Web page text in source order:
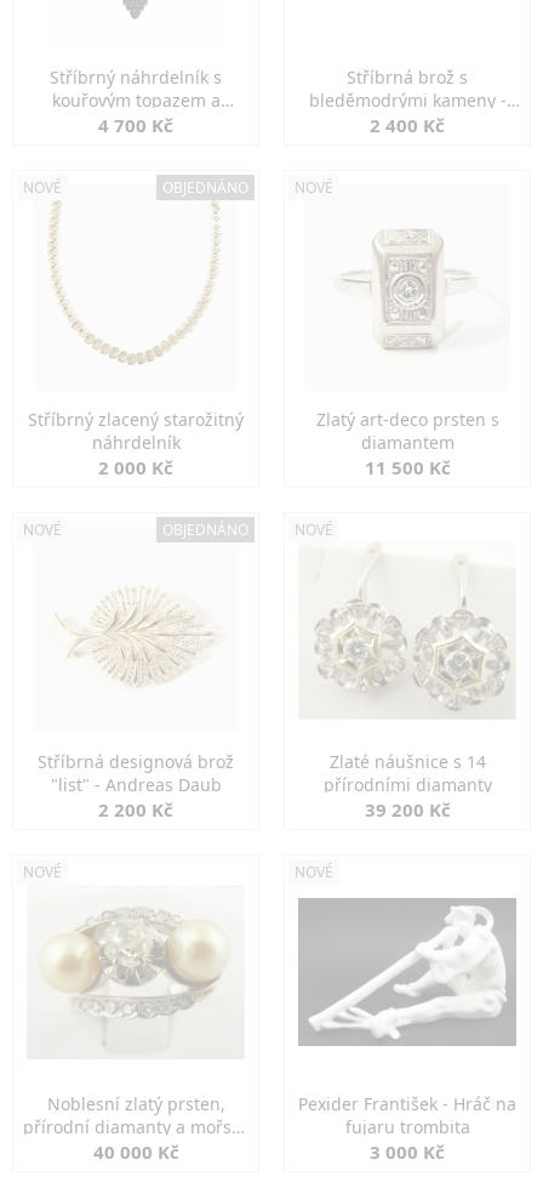
Stříbrný náhrdelník s
kouřovým topazem a
markazity
4 700 Kč
Stříbrná brož s
bleděmodrými kameny -
jemná elegance
2 400 Kč
NOVÉ OBJEDNÁNO
Stříbrný zlacený starožitný
náhrdelník
2 000 Kč
NOVÉ
Zlatý art-deco prsten s
diamantem
11 500 Kč
NOVÉ OBJEDNÁNO
Stříbrná designová brož
"list" - Andreas Daub
2 200 Kč
NOVÉ
Zlaté náušnice s 14
přírodními diamanty
39 200 Kč
NOVÉ
Noblesní zlatý prsten,
přírodní diamanty a mořské
perly
40 000 Kč
NOVÉ
Pexider František - Hráč na
fujaru trombita
3 000 Kč